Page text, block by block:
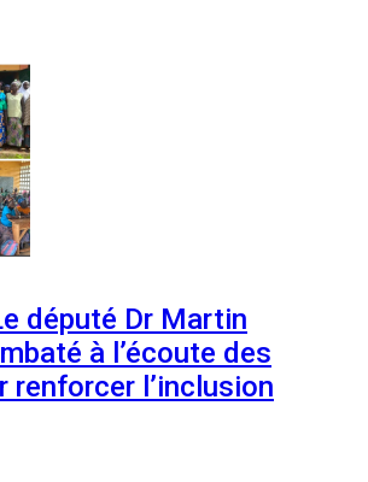
député Dr Martin
à l’écoute des
renforcer l’inclusion